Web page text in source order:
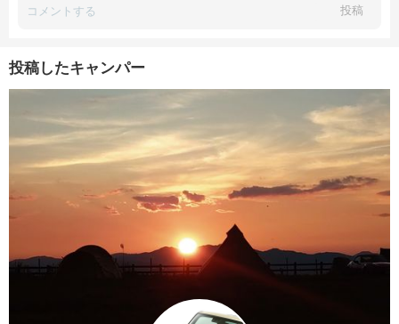
投稿
投稿したキャンパー